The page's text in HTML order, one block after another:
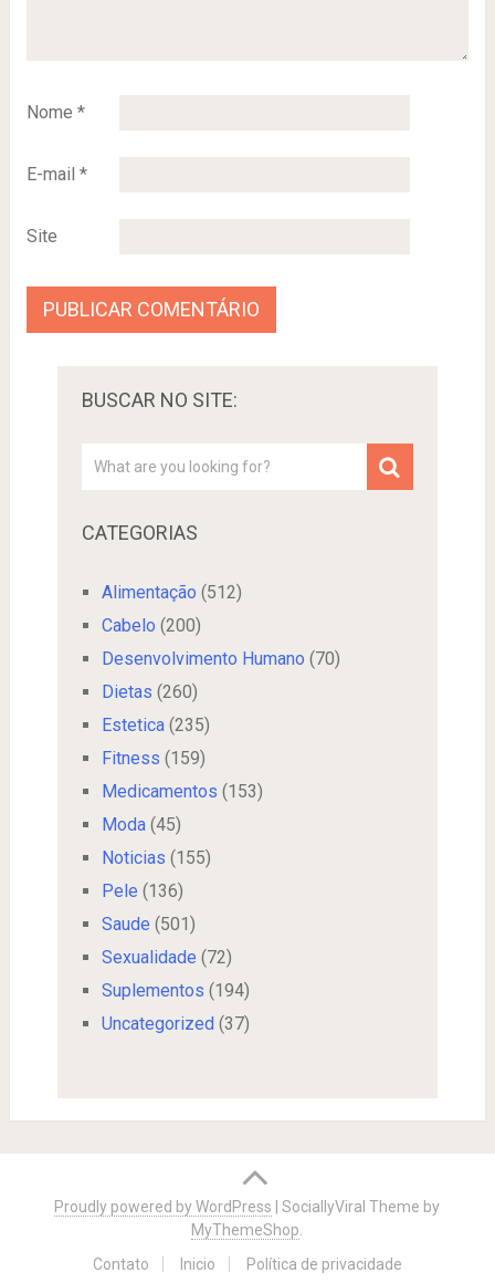
Nome *
E-mail *
Site
BUSCAR NO SITE:
CATEGORIAS
Alimentação (512)
Cabelo (200)
Desenvolvimento Humano (70)
Dietas (260)
Estetica(235)
Fitness (159)
Medicamentos (153)
Moda(45)
Noticias (155)
Pele (136)
Saude (501)
Sexualidade (72)
Suplementos (194)
Uncategorized (37)
Proudly powered by WordPress |SociallyViral Theme by
MyThemeShop
Contato
Inicio Política de privacidade